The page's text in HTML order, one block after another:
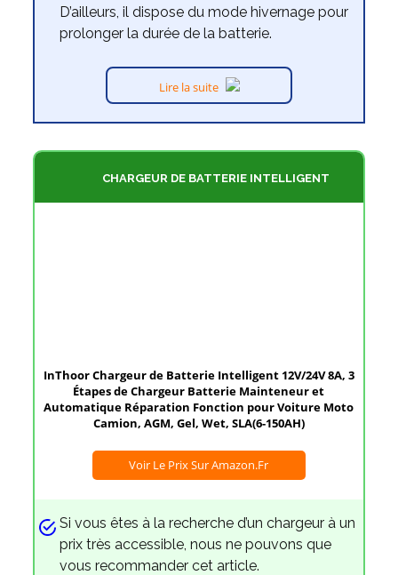
D’ailleurs, il dispose du mode hivernage pour
prolonger la durée de la batterie.
Lire la suite
CHARGEUR DE BATTERIE INTELLIGENT
InThoor Chargeur de Batterie Intelligent 12V/24V 8A, 3
Étapes de Chargeur Batterie Mainteneur et
Automatique Réparation Fonction pour Voiture Moto
Camion, AGM, Gel, Wet, SLA(6-150AH)
Voir Le Prix Sur Amazon.fr
Si vous êtes à la recherche d’un chargeur à un
prix très accessible, nous ne pouvons que
vous recommander cet article.